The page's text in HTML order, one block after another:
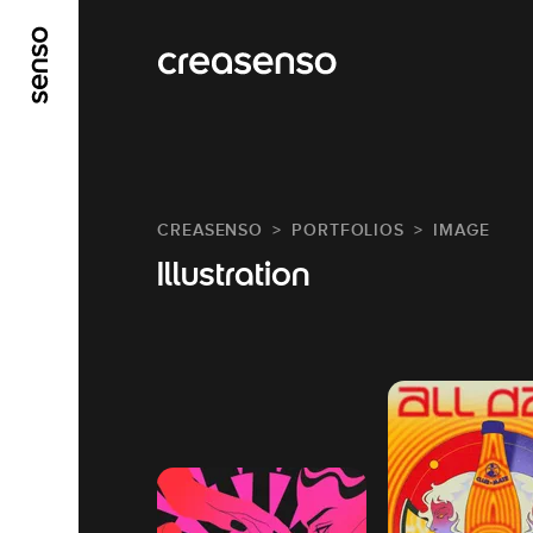
CREASENSO PORTFOLIOS IMAGE
Illustration